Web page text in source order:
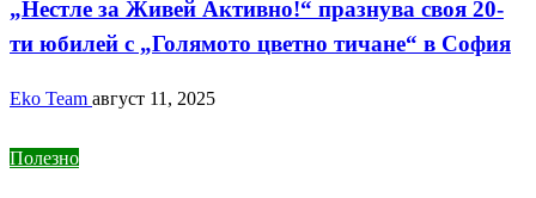
„Нестле за Живей Активно!“ празнува своя 20-
ти юбилей с „Голямото цветно тичане“ в София
Eko Team август 11, 2025
Полезно